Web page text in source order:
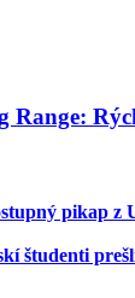
Range:
pikap z
študenti